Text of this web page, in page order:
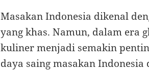
Masakan Indonesia dikenal
yang khas. Namun, dalam era
kuliner menjadi semakin
daya saing masakan